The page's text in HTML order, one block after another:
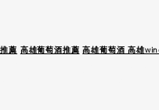
薦 高雄葡萄酒推薦 高雄葡萄酒 高雄